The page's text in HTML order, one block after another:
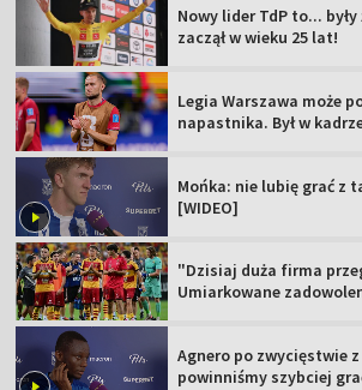
Nowy lider TdP to...
zaczął w wieku 25 lat!
Legia Warszawa może
napastnika. Był w
Mońka: nie lubię grać z
[WIDEO]
"Dzisiaj duża firma
Umiarkowane
Agnero po zwycięstwie
powinniśmy szybciej